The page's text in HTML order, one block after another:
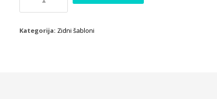
511
Kategorija: Zidni šabloni